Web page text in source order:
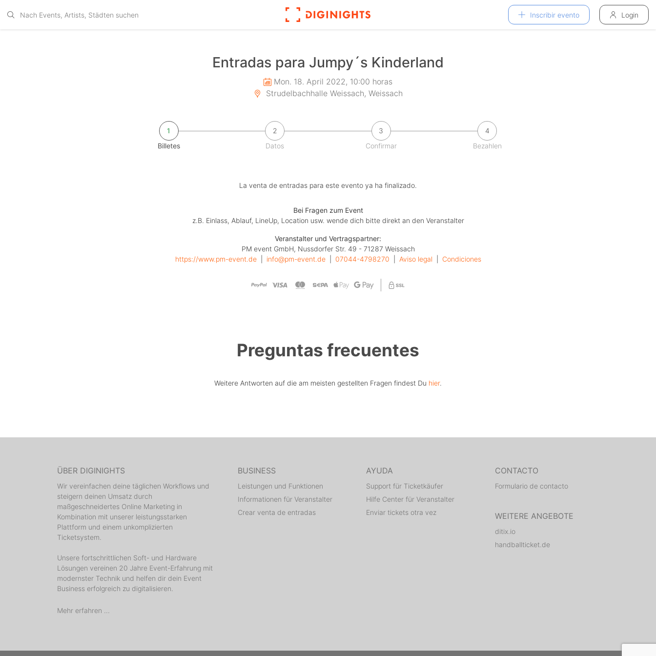
Inscribir evento Login
Entradas para Jumpy´s Kinderland
Mon. 18. April 2022, 10:00 horas
Strudelbachhalle Weissach, Weissach
1
Billetes
2
Datos
3
Confirmar
4
Bezahlen
La venta de entradas para este evento ya ha finalizado.
Bei Fragen zum Event
z.B. Einlass, Ablauf, LineUp, Location usw. wende dich bitte direkt an den Veranstalter
Veranstalter und Vertragspartner:
PM event GmbH, Nussdorfer Str. 49 - 71287 Weissach
https://www.pm-event.de
  |
info@pm-event.de
  |
07044-4798270 Aviso legal Condiciones
Preguntas frecuentes
Weitere Antworten auf die am meisten gestellten Fragen findest Du hier.
ÜBER DIGINIGHTS
Wir vereinfachen deine täglichen Workflows und
steigern deinen Umsatz durch
maßgeschneidertes Online Marketing in
Kombination mit unserer leistungsstarken
Plattform und einem unkomplizierten
Ticketsystem.
Unsere fortschrittlichen Soft- und Hardware
Lösungen vereinen 20 Jahre Event-Erfahrung mit
modernster Technik und helfen dir dein Event
Business erfolgreich zu digitalisieren.
Mehr erfahren ...
BUSINESS
Leistungen und Funktionen
Informationen für Veranstalter
Crear venta de entradas
AYUDA
Support für Ticketkäufer
Hilfe Center für Veranstalter
Enviar tickets otra vez
CONTACTO
Formulario de contacto
WEITERE ANGEBOTE
ditix.io
handballticket.de